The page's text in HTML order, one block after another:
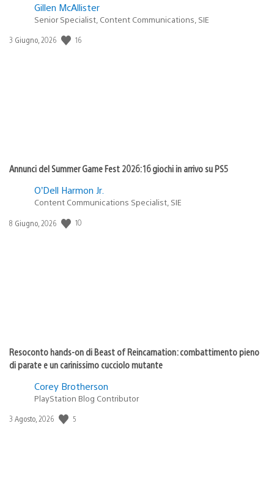
Gillen McAllister
Senior Specialist, Content Communications, SIE
Data
3 Giugno, 2026 16
Annunci del Summer Game Fest 2026: 16 giochi in arrivo su PS5
O’Dell Harmon Jr.
Content Communications Specialist, SIE
Data
8 Giugno, 2026 10
Resoconto hands-on di Beast of Reincarnation: combattimento pieno
di parate e un carinissimo cucciolo mutante
Corey Brotherson
PlayStation Blog Contributor
Data
3 Agosto, 2026 5